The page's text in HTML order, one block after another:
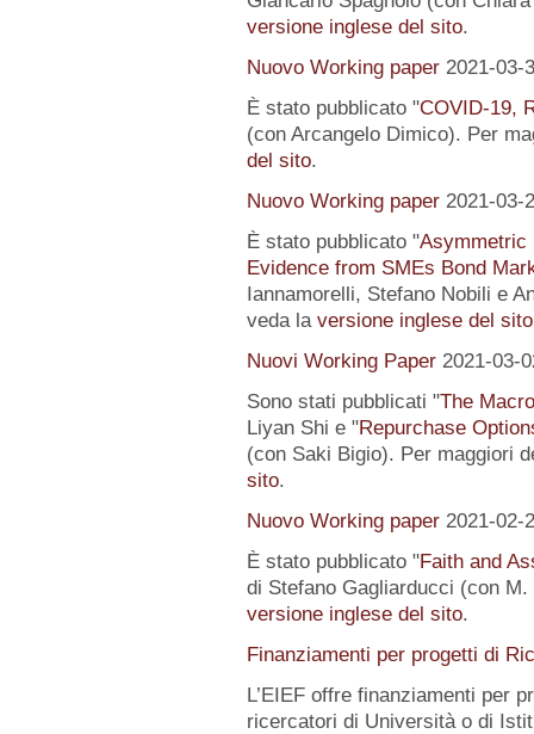
versione inglese del sito.
Nuovo Working paper 2021-03-
È stato pubblicato "COVID-19,
(con Arcangelo Dimico). Per
del sito.
Nuovo Working paper 2021-03-
È stato pubblicato "Asymmetric
Evidence from SMEs Bond
Iannamorelli, Stefano Nobili e
veda la versione inglese del sito
Nuovi Working Paper 2021-03-
Sono stati pubblicati "The
Liyan Shi e "Repurchase
(con Saki Bigio). Per maggiori
sito.
Nuovo Working paper 2021-02-
È stato pubblicato "Faith and
di Stefano Gagliarducci (con
versione inglese del sito.
Finanziamenti per progetti di
L’EIEF offre finanziamenti per
ricercatori di Università o di